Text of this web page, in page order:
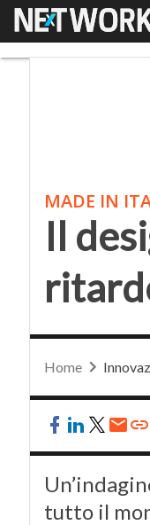
Menu
MADE IN
Il
Home
tutto il